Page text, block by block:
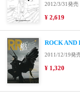
2012/3/31発売
¥ 2,619
ROCK AND
2011/12/19発
¥ 1,320